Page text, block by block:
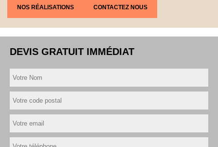
NOS RÉALISATIONS CONTACTEZ NOUS
DEVIS GRATUIT IMMÉDIAT